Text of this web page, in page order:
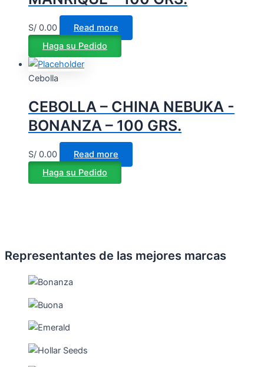
S/ 0.00
Read more
Haga su Pedido
Cebolla
CEBOLLA – CHINA NEBUKA -
BONANZA – 100 GRS.
S/ 0.00
Read more
Haga su Pedido
Representantes de las mejores marcas